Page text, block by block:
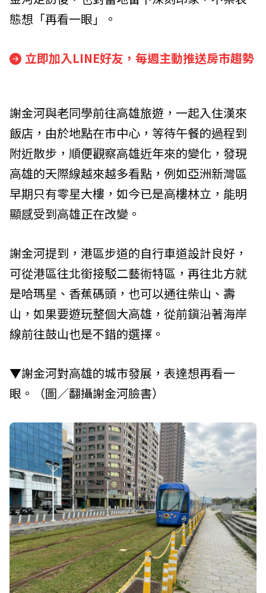
態想「再看一眼」。
立即加入LINE好友，每週主動推送房市趨勢
謝金河與老同學前往高雄旅遊，一起入住漢來
飯店，由於地點在市中心，等待午餐的過程到
附近散步，順便觀察高雄近年來的變化，發現
高雄的天際線越來越多看點，例如亞洲新灣區
早期只有零星大樓，如今已是高樓林立，能明
顯感受到高雄正在改變。
謝金河提到，港區步道的自行車道設計良好，
可從港區往北銜接駁二藝術特區，再往北方就
是哈瑪星、香蕉碼頭，也可以通往柴山、壽
山，如果要遊玩整個大高雄，從前鎭沿著海岸
線前往鼓山也是不錯的選擇。
▼謝金河對高雄的城市發展，表達想再看一
眼。（圖／翻攝謝金河臉書）